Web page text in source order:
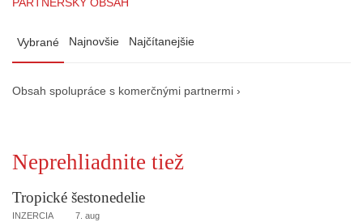
PARTNERSKÝ OBSAH
Vybrané Najnovšie Najčítanejšie
Obsah spolupráce s komerčnými partnermi ›
Neprehliadnite tiež
Tropické šestonedelie
INZERCIA 7. aug